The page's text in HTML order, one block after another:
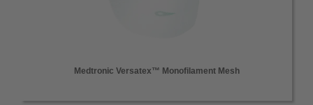
Medtronic Versatex™ Monofilament Mesh